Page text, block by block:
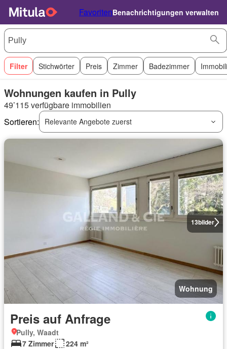
FavoritenBenachrichtigungen verwalten
Filter Stichwörter Preis Zimmer Badezimmer
Wohnungen kaufen in Pully
49’115 verfügbare immobilien
Sortieren:
Relevante Angebote zuerst
13bilder
Wohnung
Preis auf Anfrage
Pully, Waadt
7 Zimmer
224 m²